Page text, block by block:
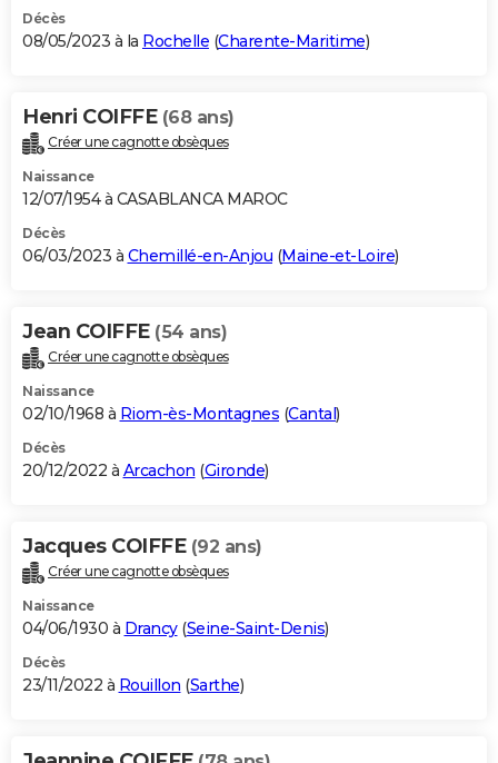
Décès
08/05/2023 à la Rochelle (Charente-Maritime)
Henri COIFFE (68 ans)
Créer une cagnotte obsèques
Naissance
12/07/1954 à CASABLANCA MAROC
Décès
06/03/2023 à Chemillé-en-Anjou (Maine-et-Loire)
Jean COIFFE (54 ans)
Créer une cagnotte obsèques
Naissance
02/10/1968 à Riom-ès-Montagnes (Cantal)
Décès
20/12/2022 à Arcachon (Gironde)
Jacques COIFFE (92 ans)
Créer une cagnotte obsèques
Naissance
04/06/1930 à Drancy(Seine-Saint-Denis)
Décès
23/11/2022 à Rouillon (Sarthe)